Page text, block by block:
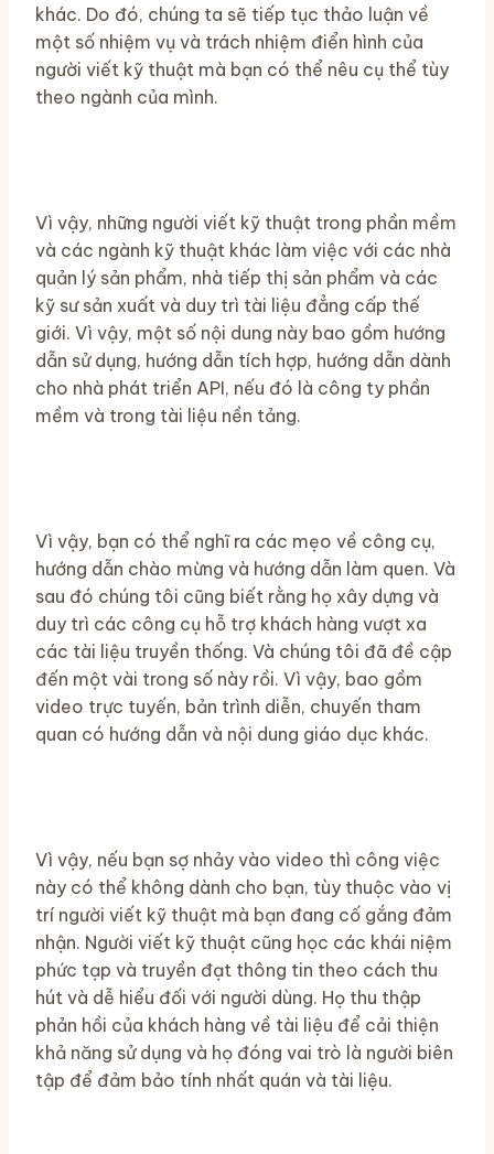
khác. Do đó, chúng ta sẽ tiếp tục thảo luận về
một số nhiệm vụ và trách nhiệm điển hình của
người viết kỹ thuật mà bạn có thể nêu cụ thể tùy
theo ngành của mình.
Vì vậy, những người viết kỹ thuật trong phần mềm
và các ngành kỹ thuật khác làm việc với các nhà
quản lý sản phẩm, nhà tiếp thị sản phẩm và các
kỹ sư sản xuất và duy trì tài liệu đẳng cấp thế
giới. Vì vậy, một số nội dung này bao gồm hướng
dẫn sử dụng, hướng dẫn tích hợp, hướng dẫn dành
cho nhà phát triển API, nếu đó là công ty phần
mềm và trong tài liệu nền tảng.
Vì vậy, bạn có thể nghĩ ra các mẹo về công cụ,
hướng dẫn chào mừng và hướng dẫn làm quen. Và
sau đó chúng tôi cũng biết rằng họ xây dựng và
duy trì các công cụ hỗ trợ khách hàng vượt xa
các tài liệu truyền thống. Và chúng tôi đã đề cập
đến một vài trong số này rồi. Vì vậy, bao gồm
video trực tuyến, bản trình diễn, chuyến tham
quan có hướng dẫn và nội dung giáo dục khác.
Vì vậy, nếu bạn sợ nhảy vào video thì công việc
này có thể không dành cho bạn, tùy thuộc vào vị
trí người viết kỹ thuật mà bạn đang cố gắng đảm
nhận. Người viết kỹ thuật cũng học các khái niệm
phức tạp và truyền đạt thông tin theo cách thu
hút và dễ hiểu đối với người dùng. Họ thu thập
phản hồi của khách hàng về tài liệu để cải thiện
khả năng sử dụng và họ đóng vai trò là người biên
tập để đảm bảo tính nhất quán và tài liệu.